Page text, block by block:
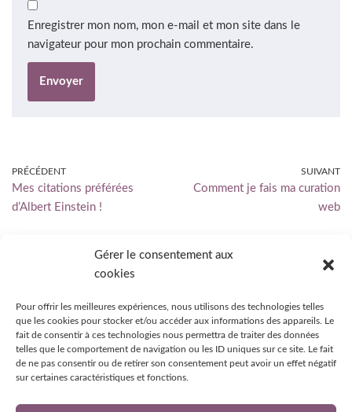
Gérer le consentement aux
cookies
Pour offrir les meilleures expériences, nous utilisons des technologies telles
que les cookies pour stocker et/ou accéder aux informations des appareils. Le
fait de consentir à ces technologies nous permettra de traiter des données
telles que le comportement de navigation ou les ID uniques sur ce site. Le fait
de ne pas consentir ou de retirer son consentement peut avoir un effet négatif
sur certaines caractéristiques et fonctions.
Enregistrer mon nom, mon e-mail et mon site dans le
navigateur pour mon prochain commentaire.
PRÉCÉDENT
Mes citations préférées
d’Albert Einstein !
SUIVANT
Comment je fais ma curation
web
Mentions Légales Politique de confidentialité |Contact
Souscrire au blog